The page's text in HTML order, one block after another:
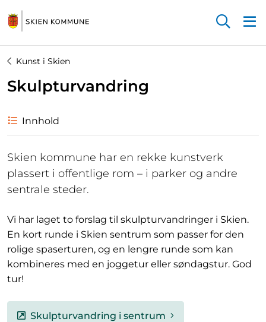
Kunst i Skien
Skulpturvandring
Innhold
Skien kommune har en rekke kunstverk
plassert i offentlige rom – i parker og andre
sentrale steder.
Vi har laget to forslag til skulpturvandringer i Skien.
En kort runde i Skien sentrum som passer for den
rolige spaserturen, og en lengre runde som kan
kombineres med en joggetur eller søndagstur. God
tur!
Skulpturvandring i sentrum